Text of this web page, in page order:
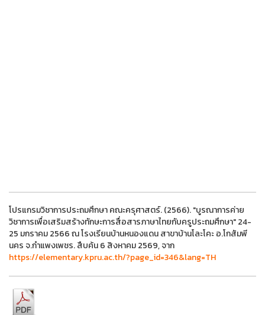
โปรแกรมวิชาการประถมศึกษา คณะครุศาสตร์. (2566). "บูรณาการค่าย
วิชาการเพื่อเสริมสร้างทักษะการสื่อสารภาษาไทยกับครูประถมศึกษา" 24-
25 มกราคม 2566 ณ โรงเรียนบ้านหนองแดน สาขาบ้านโละโคะ อ.โกสัมพี
นคร จ.กำแพงเพชร. สืบค้น 6 สิงหาคม 2569, จาก
https://elementary.kpru.ac.th/?page_id=346&lang=TH